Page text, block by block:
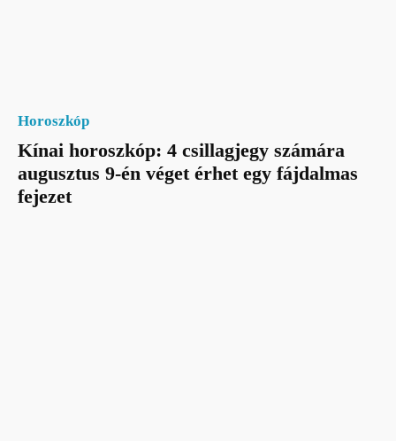
Horoszkóp
Kínai horoszkóp: 4 csillagjegy számára
augusztus 9-én véget érhet egy fájdalmas
fejezet